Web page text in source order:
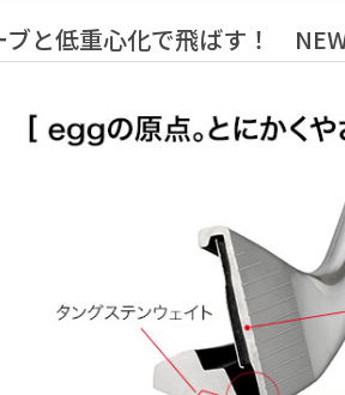
ブと低重心化で飛ばす！